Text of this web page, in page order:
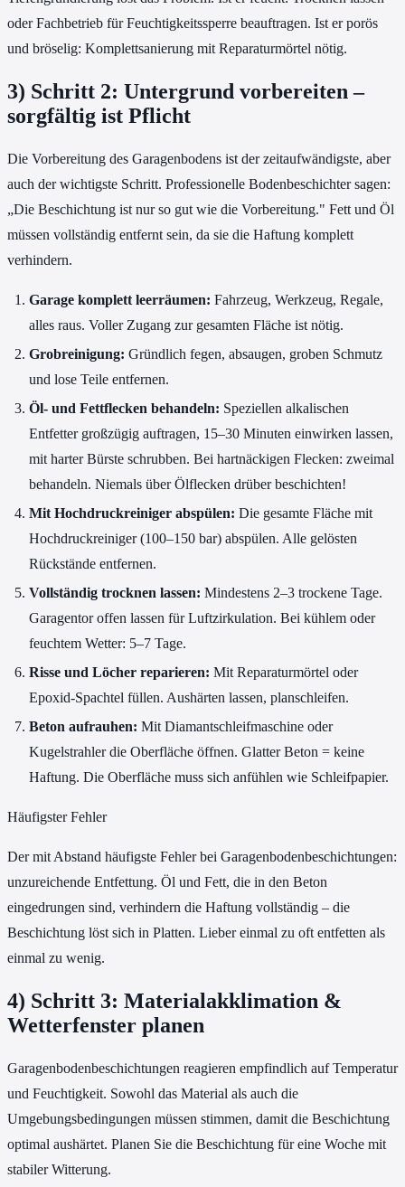
oder Fachbetrieb für Feuchtigkeitssperre beauftragen. Ist er porös
und bröselig: Komplettsanierung mit Reparaturmörtel nötig.
3) Schritt 2: Untergrund vorbereiten –
sorgfältig ist Pflicht
Die Vorbereitung des Garagenbodens ist der zeitaufwändigste, aber
auch der wichtigste Schritt. Professionelle Bodenbeschichter sagen:
„Die Beschichtung ist nur so gut wie die Vorbereitung." Fett und Öl
müssen vollständig entfernt sein, da sie die Haftung komplett
verhindern.
Garage komplett leerräumen: Fahrzeug, Werkzeug, Regale,
alles raus. Voller Zugang zur gesamten Fläche ist nötig.
Grobreinigung: Gründlich fegen, absaugen, groben Schmutz
und lose Teile entfernen.
Öl- und Fettflecken behandeln: Speziellen alkalischen
Entfetter großzügig auftragen, 15–30 Minuten einwirken lassen,
mit harter Bürste schrubben. Bei hartnäckigen Flecken: zweimal
behandeln. Niemals über Ölflecken drüber beschichten!
Mit Hochdruckreiniger abspülen: Die gesamte Fläche mit
Hochdruckreiniger (100–150 bar) abspülen. Alle gelösten
Rückstände entfernen.
Vollständig trocknen lassen: Mindestens 2–3 trockene Tage.
Garagentor offen lassen für Luftzirkulation. Bei kühlem oder
feuchtem Wetter: 5–7 Tage.
Risse und Löcher reparieren: Mit Reparaturmörtel oder
Epoxid-Spachtel füllen. Aushärten lassen, planschleifen.
Beton aufrauhen: Mit Diamantschleifmaschine oder
Kugelstrahler die Oberfläche öffnen. Glatter Beton = keine
Haftung. Die Oberfläche muss sich anfühlen wie Schleifpapier.
Häufigster Fehler
Der mit Abstand häufigste Fehler bei Garagenbodenbeschichtungen:
unzureichende Entfettung. Öl und Fett, die in den Beton
eingedrungen sind, verhindern die Haftung vollständig – die
Beschichtung löst sich in Platten. Lieber einmal zu oft entfetten als
einmal zu wenig.
4) Schritt 3: Materialakklimation &
Wetterfenster planen
Garagenbodenbeschichtungen reagieren empfindlich auf Temperatur
und Feuchtigkeit. Sowohl das Material als auch die
Umgebungsbedingungen müssen stimmen, damit die Beschichtung
optimal aushärtet. Planen Sie die Beschichtung für eine Woche mit
stabiler Witterung.